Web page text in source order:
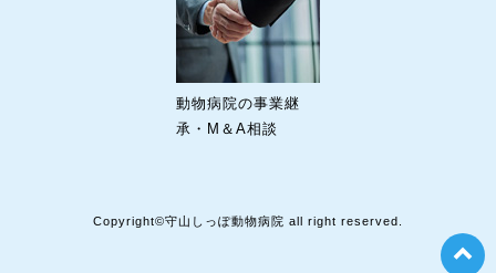
動物病院の事業継
承・M＆A相談
Copyright©守山しっぽ動物病院 all right reserved.